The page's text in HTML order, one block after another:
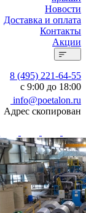
Новости
Доставка и оплата
Контакты
Акции
8 (495) 221-64-55
с 9:00 до 18:00
info@poetalon.ru
Адрес скопирован